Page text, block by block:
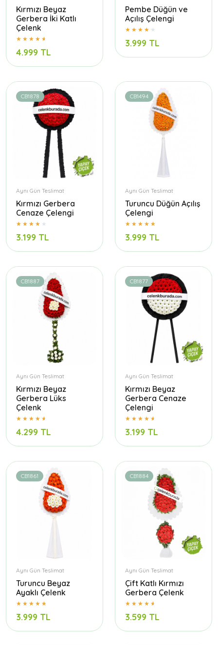
Kırmızı Beyaz
Gerbera İki Katlı
Çelenk
4.999 TL
Pembe Düğün ve
Açılış Çelengi
3.999 TL
CB1878
Aynı Gün Teslimat
Kırmızı Gerbera
Cenaze Çelengi
3.199 TL
CB1494
Aynı Gün Teslimat
Turuncu Düğün Açılış
Çelengi
3.999 TL
CB1887
Aynı Gün Teslimat
Kırmızı Beyaz
Gerbera Lüks
Çelenk
4.299 TL
CB1877
Aynı Gün Teslimat
Kırmızı Beyaz
Gerbera Cenaze
Çelengi
3.199 TL
CB1861
Aynı Gün Teslimat
Turuncu Beyaz
Ayaklı Çelenk
3.999 TL
CB1884
Aynı Gün Teslimat
Çift Katlı Kırmızı
Gerbera Çelenk
3.599 TL